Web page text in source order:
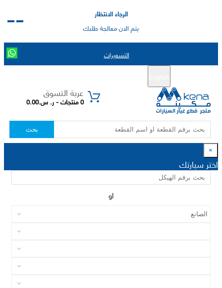
الرجاء الانتظار
يتم الان معالجة طلبك
التسعيرات
عربة التسوق
0 منتجات - ر. س.0.00
بحث
×
اختر سيارتك
او